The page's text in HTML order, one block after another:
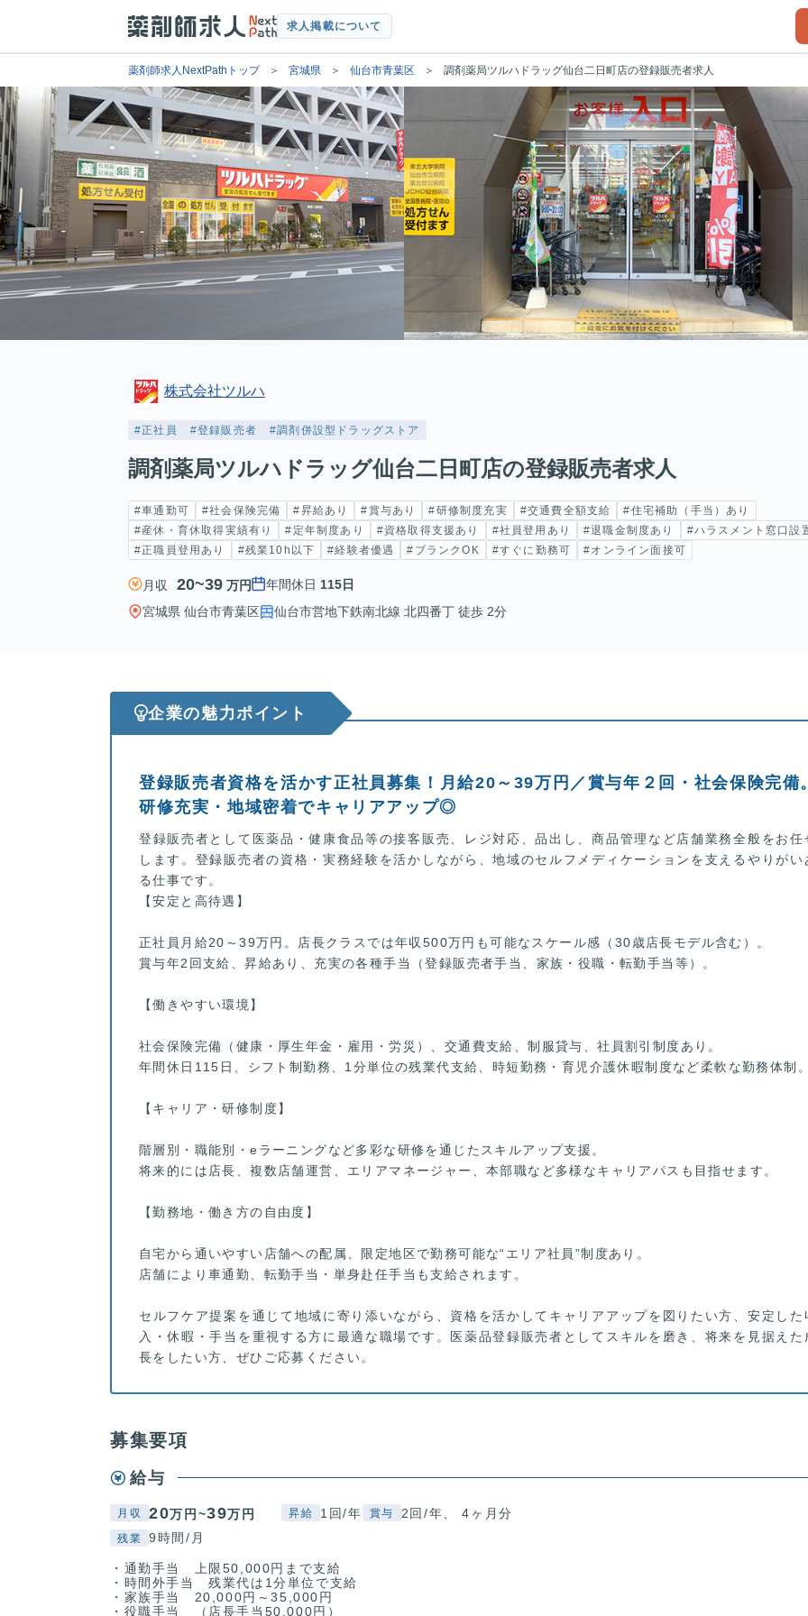
求人掲載について
薬剤師求人NextPathトップ 宮城県 仙台市青葉区 調剤薬局ツルハドラッグ仙台二日町店の登録販売者求人
株式会社ツルハ
#正社員 #登録販売者 #調剤併設型ドラッグストア
調剤薬局ツルハドラッグ仙台二日町店の登録販売者求人
#車通勤可 #社会保険完備 #昇給あり #賞与あり #研修制度充実 #交通費全額支給
#住宅補助（手当）あり
#産休・育休取得実績有り
#定年制度あり #資格取得支援あり #社員登用あり #退職金制度あり
#ハラスメント窓口設
#正職員登用あり
#残業10h以下 #経験者優遇 #ブランクOK #すぐに勤務可 #オンライン面接可
月収 20~39 万円 年間休日 115日
宮城県 仙台市青葉区
仙台市営地下鉄南北線 北四番丁 徒歩 2分
企業の魅力ポイント
登録販売者資格を活かす正社員募集！月給20～39万円／賞与年２回・社会保険完備
研修充実・地域密着でキャリアアップ◎
登録販売者として医薬品・健康食品等の接客販売、レジ対応、品出し、商品管理など店舗業務全般をお任
します。登録販売者の資格・実務経験を活かしながら、地域のセルフメディケーションを支えるやりがい
る仕事です。
【安定と高待遇】
正社員月給20～39万円。店長クラスでは年収500万円も可能なスケール感（30歳店長モデル含む）。
賞与年2回支給、昇給あり、充実の各種手当（登録販売者手当、家族・役職・転勤手当等）。
【働きやすい環境】
社会保険完備（健康・厚生年金・雇用・労災）、交通費支給、制服貸与、社員割引制度あり。
年間休日115日、シフト制勤務、1分単位の残業代支給、時短勤務・育児介護休暇制度など柔軟な勤務体制
【キャリア・研修制度】
階層別・職能別・eラーニングなど多彩な研修を通じたスキルアップ支援。
将来的には店長、複数店舗運営、エリアマネージャー、本部職など多様なキャリアパスも目指せます。
【勤務地・働き方の自由度】
自宅から通いやすい店舗への配属、限定地区で勤務可能な“エリア社員”制度あり。
店舗により車通勤、転勤手当・単身赴任手当も支給されます。
セルフケア提案を通じて地域に寄り添いながら、資格を活かしてキャリアアップを図りたい方、安定した
入・休暇・手当を重視する方に最適な職場です。医薬品登録販売者としてスキルを磨き、将来を見据えた
長をしたい方、ぜひご応募ください。
募集要項
給与
月収 20万円~39万円 昇給 1回/年 賞与 2回/年、 4ヶ月分
残業 9時間/月
・通勤手当 上限50,000円まで支給
・時間外手当 残業代は1分単位で支給
・家族手当 20,000円～35,000円
・役職手当 （店長手当50,000円）